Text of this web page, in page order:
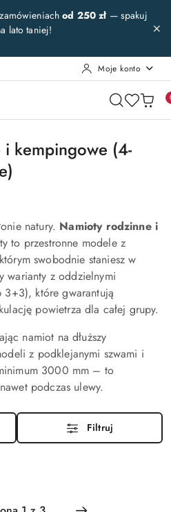
od 250 zł— spakuj
lato taniej!
Moje konto
kempingowe (4-
natury. Namioty rodzinne i
to przestronne modele z
swobodnie staniesz w
warianty z oddzielnymi
3+3), które gwarantują
powietrza dla całej grupy.
namiot na dłuższy
z podklejanymi szwami i
3000 mm – to
podczas ulewy.
Filtruj